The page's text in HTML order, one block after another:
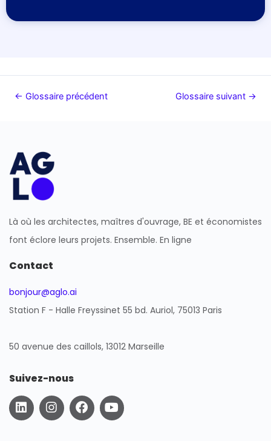
← Glossaire précédent Glossaire suivant →
Là où les architectes, maîtres d'ouvrage, BE et économistes
font éclore leurs projets. Ensemble. En ligne
Contact
bonjour@aglo.ai
Station F - Halle Freyssinet 55 bd. Auriol, 75013 Paris
50 avenue des caillols, 13012 Marseille
Suivez-nous
L
i
n
I
n
s
F
a
c
Y
o
u